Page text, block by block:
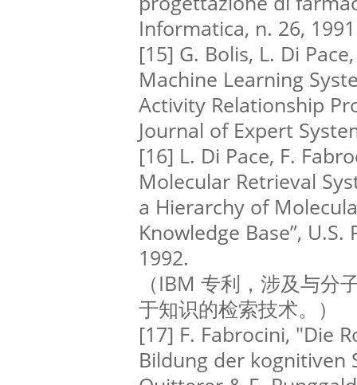
Informatica, n. 26,
[15] G. Bolis, L. Di
Machine Learning
Activity Relationship
Journal of Expert
[16] L. Di Pace, F.
Molecular Retrieval
a Hierarchy of
Knowledge Base”,
1992.
（IBM 专利，涉及与分
于知识的检索技术。）
[17] F. Fabrocini, "Die
Bildung der kognitiven